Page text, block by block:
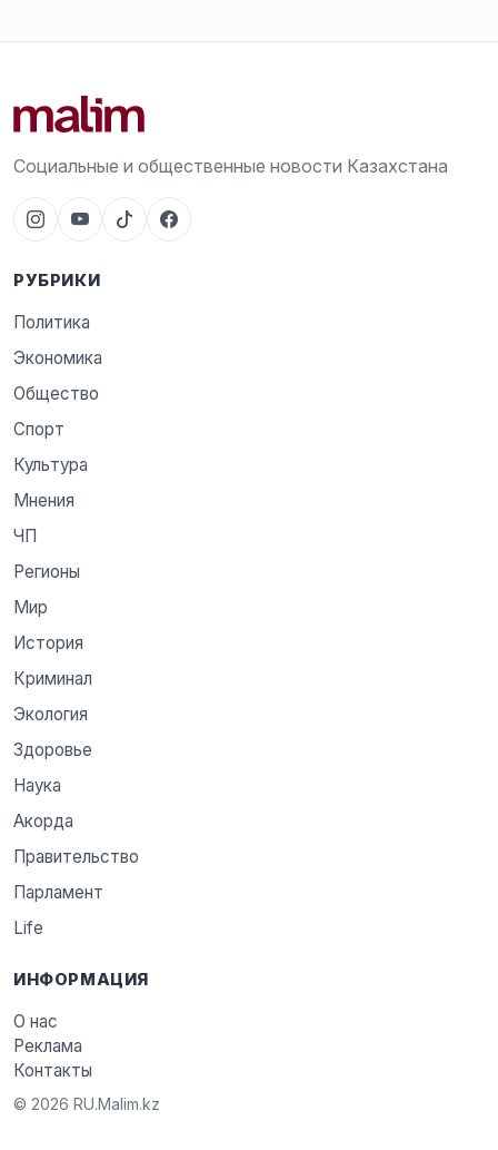
Социальные и общественные новости Казахстана
РУБРИКИ
Политика
Экономика
Общество
Спорт
Культура
Мнения
ЧП
Регионы
Мир
История
Криминал
Экология
Здоровье
Наука
Акорда
Правительство
Парламент
Life
ИНФОРМАЦИЯ
О нас
Реклама
Контакты
© 2026 RU.Malim.kz